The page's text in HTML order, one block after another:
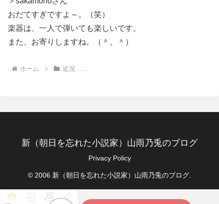
おだてすぎですよ～。（笑）
楽器は、一人で弾いても楽しいです。
また、お寄りしますね。（＾。＾）
ホーム 近況……
新（朝日を忘れた小説家）山雨乃兎のブログ
Privacy Policy
© 2006 新（朝日を忘れた小説家）山雨乃兎のブログ.